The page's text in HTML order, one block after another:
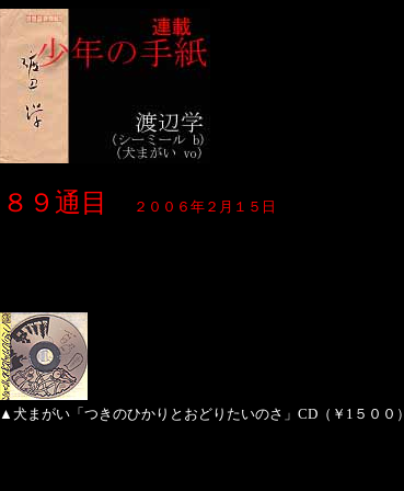
８９通目 ２００６年２月１５日
▲犬まがい「つきのひかりとおどりたいのさ」CD（￥1５００）